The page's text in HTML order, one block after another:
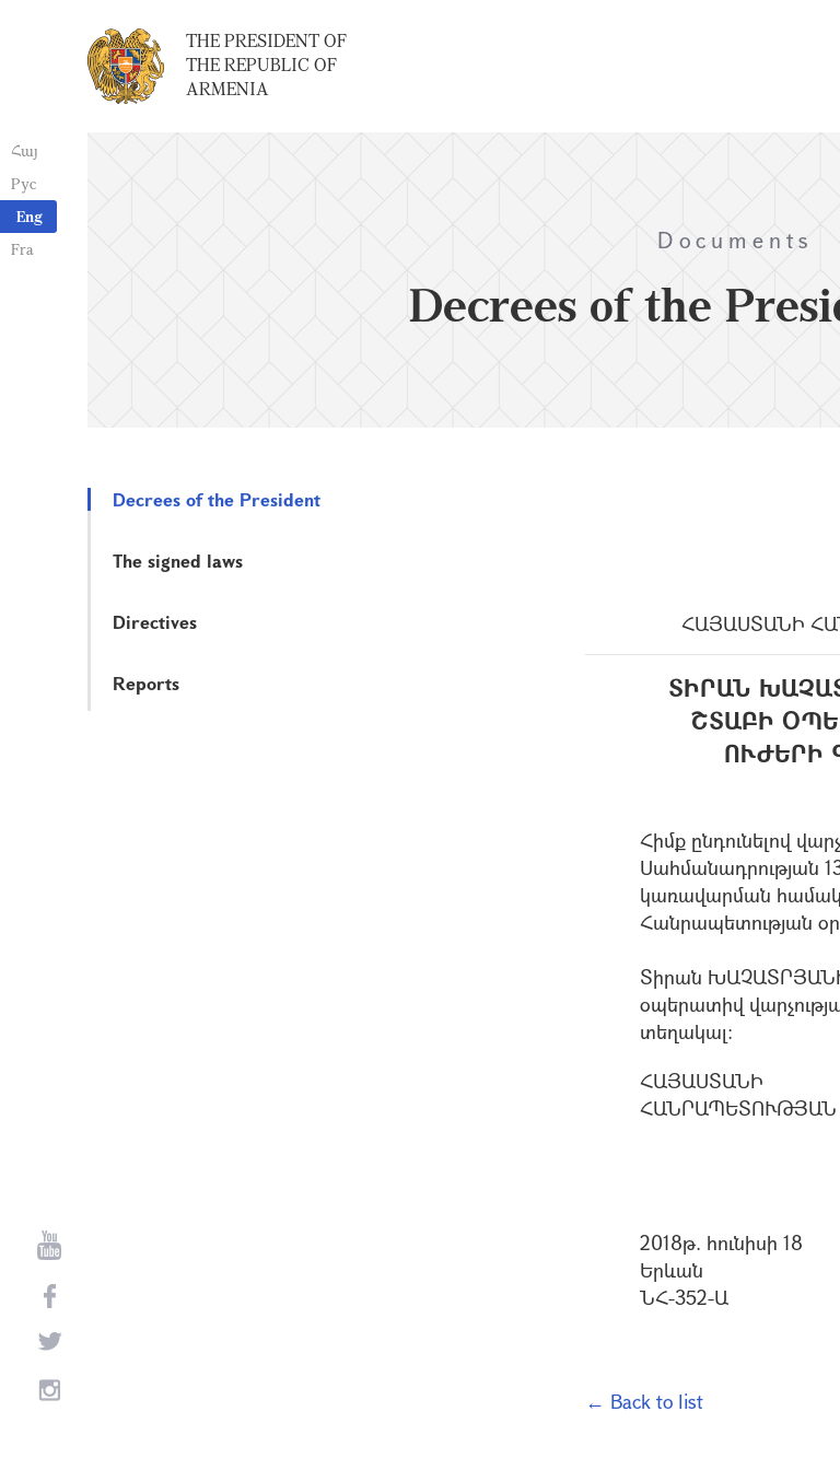
Հայ
Рус
Eng
Fra
THE PRESIDENT OF
THE REPUBLIC OF
ARMENIA
Documents
Decrees of the
Decrees of the President
The signed laws
Directives
Reports
ՀԱՅԱՍՏԱՆԻ
ՏԻՐԱՆ
ՇՏԱԲԻ
ՈՒԺԵՐԻ
Հիմք ընդունելով
Սահմանադրության
կառավարման
Հանրապետության
Տիրան
օպերատիվ
տեղակալ:
ՀԱՅԱՍՏԱՆԻ
2018թ. հունիսի 18
Երևան
ՆՀ-352-Ա
← Back to list